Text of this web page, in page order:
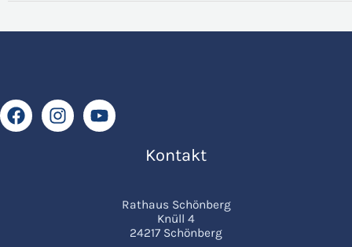
Kontakt
Rathaus Schönberg
Knüll 4
24217 Schönberg